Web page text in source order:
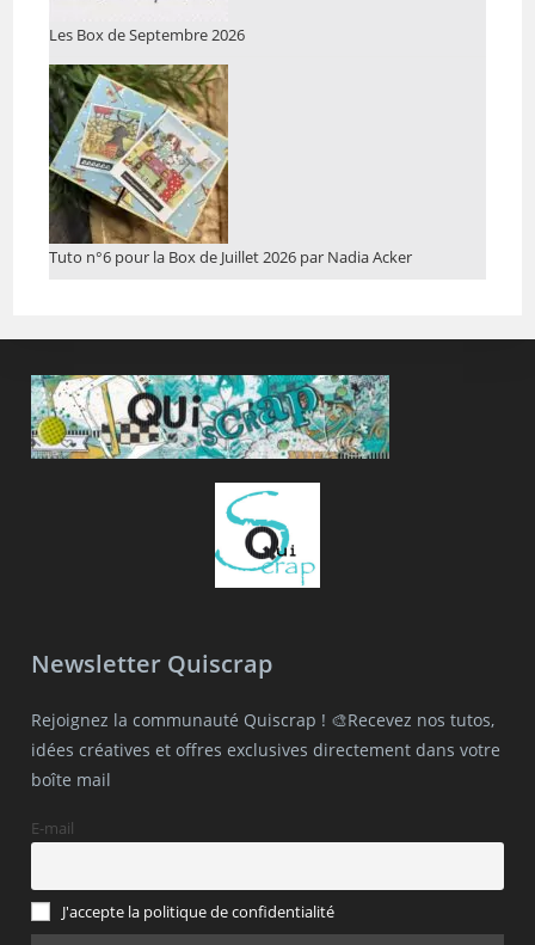
Les Box de Septembre 2026
Tuto n°6 pour la Box de Juillet 2026 par Nadia Acker
Newsletter Quiscrap
Rejoignez la communauté Quiscrap ! 🎨Recevez nos tutos,
idées créatives et offres exclusives directement dans votre
boîte mail
E-mail
J'accepte la politique de confidentialité